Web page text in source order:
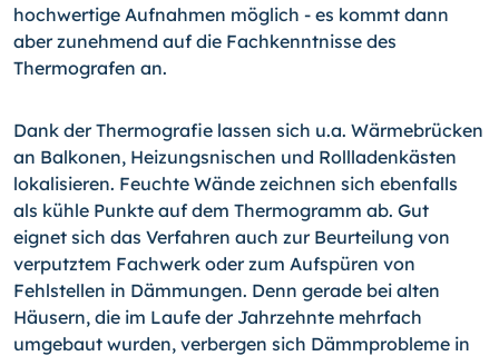
hochwertige Aufnahmen möglich - es kommt dann
aber zunehmend auf die Fachkenntnisse des
Thermografen an.
Dank der Thermografie lassen sich u.a. Wärmebrücken
an Balkonen, Heizungsnischen und Rollladenkästen
lokalisieren. Feuchte Wände zeichnen sich ebenfalls
als kühle Punkte auf dem Thermogramm ab. Gut
eignet sich das Verfahren auch zur Beurteilung von
verputztem Fachwerk oder zum Aufspüren von
Fehlstellen in Dämmungen. Denn gerade bei alten
Häusern, die im Laufe der Jahrzehnte mehrfach
umgebaut wurden, verbergen sich Dämmprobleme in